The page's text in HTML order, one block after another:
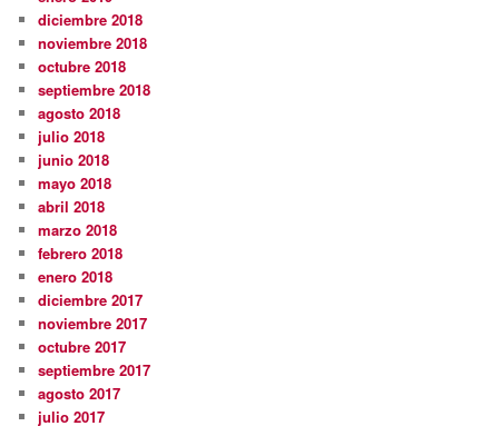
diciembre 2018
noviembre 2018
octubre 2018
septiembre 2018
agosto 2018
julio 2018
junio 2018
mayo 2018
abril 2018
marzo 2018
febrero 2018
enero 2018
diciembre 2017
noviembre 2017
octubre 2017
septiembre 2017
agosto 2017
julio 2017